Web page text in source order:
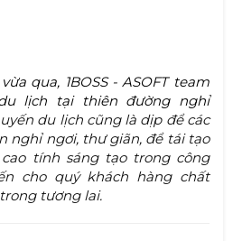
qua, 1BOSS - ASOFT team
lịch tại thiên đường nghỉ
du lịch cũng là dịp để các
nghỉ ngơi, thư giãn, để tái tạo
tính sáng tạo trong công
cho quý khách hàng chất
tương lai.